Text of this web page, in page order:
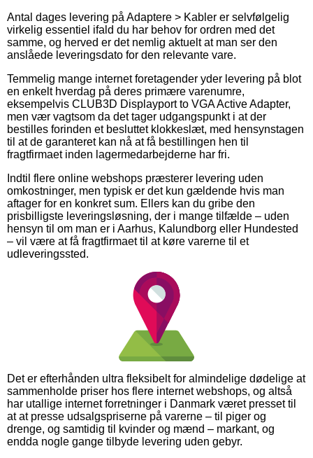
Antal dages levering på Adaptere > Kabler er selvfølgelig
virkelig essentiel ifald du har behov for ordren med det
samme, og herved er det nemlig aktuelt at man ser den
anslåede leveringsdato for den relevante vare.
Temmelig mange internet foretagender yder levering på blot
en enkelt hverdag på deres primære varenumre,
eksempelvis CLUB3D Displayport to VGA Active Adapter,
men vær vagtsom da det tager udgangspunkt i at der
bestilles forinden et besluttet klokkeslæt, med hensynstagen
til at de garanteret kan nå at få bestillingen hen til
fragtfirmaet inden lagermedarbejderne har fri.
Indtil flere online webshops præsterer levering uden
omkostninger, men typisk er det kun gældende hvis man
aftager for en konkret sum. Ellers kan du gribe den
prisbilligste leveringsløsning, der i mange tilfælde – uden
hensyn til om man er i Aarhus, Kalundborg eller Hundested
– vil være at få fragtfirmaet til at køre varerne til et
udleveringssted.
Det er efterhånden ultra fleksibelt for almindelige dødelige at
sammenholde priser hos flere internet webshops, og altså
har utallige internet forretninger i Danmark været presset til
at at presse udsalgspriserne på varerne – til piger og
drenge, og samtidig til kvinder og mænd – markant, og
endda nogle gange tilbyde levering uden gebyr.